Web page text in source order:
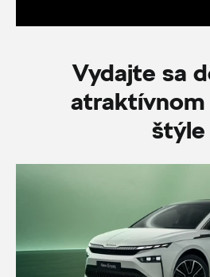
Vydajte sa
atraktívnom
štýle